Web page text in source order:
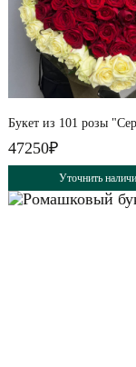
Букет из 101 розы
47250₽
Уточнить